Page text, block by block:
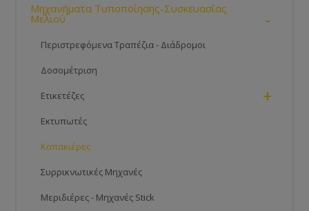
Μηχανήματα Τυποποίησης-Συσκευασίας
Μελιού -
Περιστρεφόμενα Τραπέζια - Διάδρομοι
Δοσομέτριση
Ετικετέζες +
Εκτυπωτές
Καπακιέρες
Συρρικνωτικές Μηχανές
Μεριδιέρες - Μηχανές Stick